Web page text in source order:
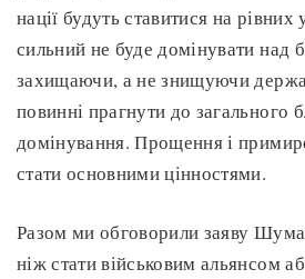
нації будуть ставитися на
сильний не буде домінувати над
захищаючи, а не знищуючи
повинні прагнути до загального
домінування. Прощення і
стати основними цінностями.
Разом ми обговорили заяву
ніж стати військовим альянсом